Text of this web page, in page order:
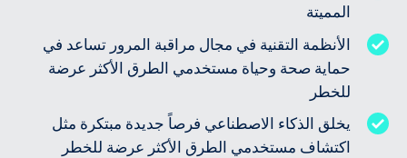
المميتة
الأنظمة التقنية في مجال مراقبة المرور تساعد في
حماية صحة وحياة مستخدمي الطرق الأكثر عرضة
للخطر
يخلق الذكاء الاصطناعي فرصاً جديدة مبتكرة مثل
اكتشاف مستخدمي الطرق الأكثر عرضة للخطر